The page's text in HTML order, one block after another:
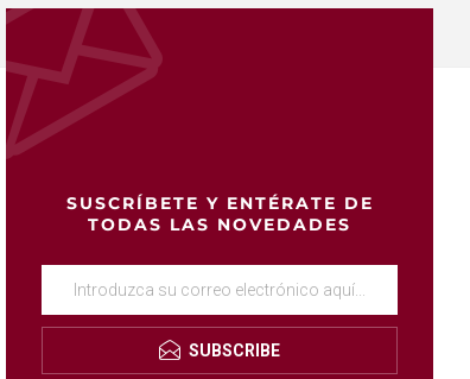
SUSCRÍBETE Y ENTÉRATE DE
TODAS LAS NOVEDADES
SUBSCRIBE